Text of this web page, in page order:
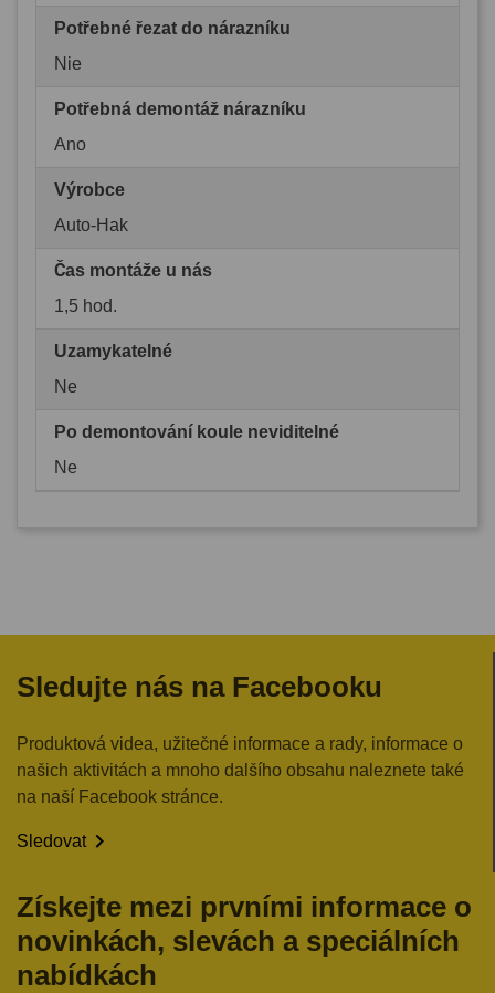
Potřebné řezat do nárazníku
Nie
Potřebná demontáž nárazníku
Ano
Výrobce
Auto-Hak
Čas montáže u nás
1,5 hod.
Uzamykatelné
Ne
Po demontování koule neviditelné
Ne
Sledujte nás na Facebooku
Produktová videa, užitečné informace a rady, informace o
našich aktivitách a mnoho dalšího obsahu naleznete také
na naší Facebook stránce.
Sledovat
Získejte mezi prvními informace o
novinkách, slevách a speciálních
nabídkách